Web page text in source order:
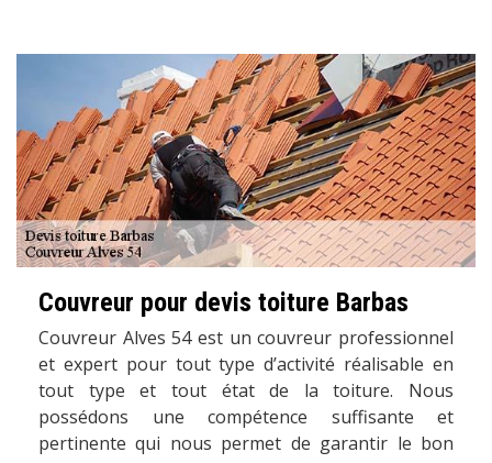
Couvreur pour devis toiture Barbas
Couvreur Alves 54 est un couvreur professionnel
et expert pour tout type d’activité réalisable en
tout type et tout état de la toiture. Nous
possédons une compétence suffisante et
pertinente qui nous permet de garantir le bon